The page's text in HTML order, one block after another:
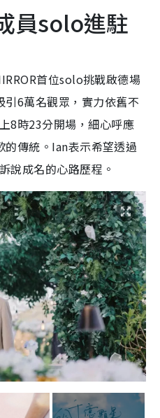
員solo進駐
首位solo挑戰啟德場
6萬名觀眾，實力依舊不
8時23分開場，細心呼應
傳統。Ian表示希望透過
說成名的心路歷程。